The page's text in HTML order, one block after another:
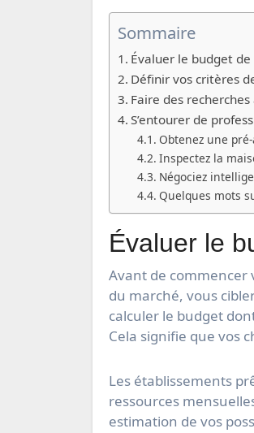
Sommaire
Évaluer le budget
Définir vos critères
Faire des
S’entourer de
Obtenez une
Inspectez la
Négociez
Quelques mots
Évaluer le
Avant de commencer
du marché, vous
calculer le budget
Cela signifie que vos
Les établissements
ressources
estimation de vos